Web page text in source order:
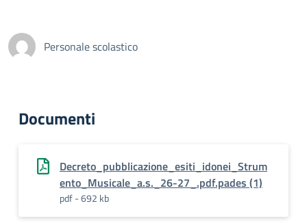
Personale scolastico
Documenti
Decreto_pubblicazione_esiti_idonei_Strum
ento_Musicale_a.s._26-27_.pdf.pades (1)
pdf - 692 kb